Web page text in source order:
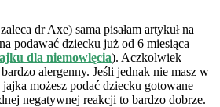
dr Axe) sama pisałam artykuł na
podawać dziecku już od 6 miesiąca
dla niemowlęcia). Aczkolwiek
alergenny. Jeśli jednak nie masz w
możesz podać dziecku gotowane
negatywnej reakcji to bardzo dobrze.